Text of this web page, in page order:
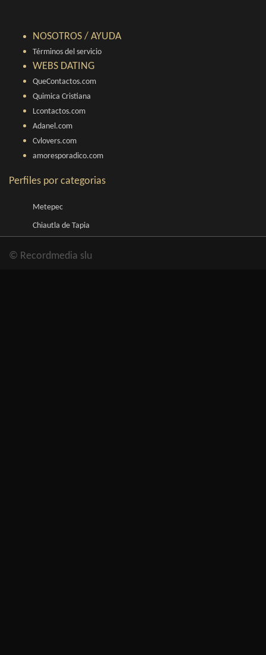
NOSOTROS / AYUDA
Términos del servicio
WEBS DATING
QueContactos.com
Quimica Cristiana
Lcontactos.com
Adanel.com
Cvlovers.com
amoresporadico.com
Perfiles por categorias
Metepec
Chiautla de Tapia
© Recordmedia slu